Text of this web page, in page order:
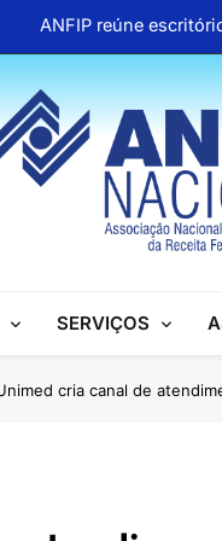
ANFIP reúne
Honras a
Pública
ANFIP reúne
SERVIÇOS
cria canal de